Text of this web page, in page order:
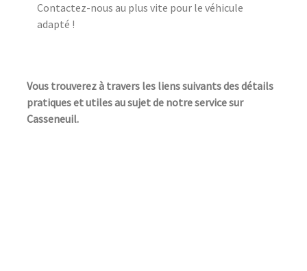
Contactez-nous au plus vite pour le véhicule
adapté !
Vous trouverez à travers les liens suivants des détails
pratiques et utiles au sujet de notre service sur
Casseneuil.